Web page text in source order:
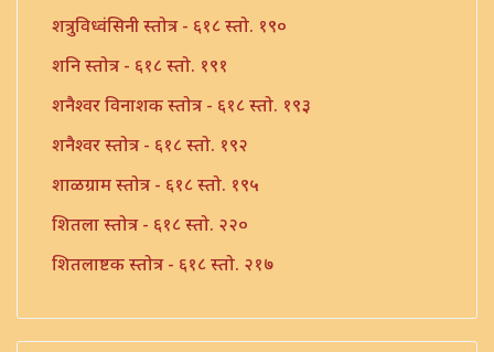
शत्रुविध्वंसिनी स्तोत्र - ६१८ स्तो. १९०
शनि स्तोत्र - ६१८ स्तो. १९१
शनैश्वर विनाशक स्तोत्र - ६१८ स्तो. १९३
शनैश्वर स्तोत्र - ६१८ स्तो. १९२
शाळग्राम स्तोत्र - ६१८ स्तो. १९५
शितला स्तोत्र - ६१८ स्तो. २२०
शितलाष्टक स्तोत्र - ६१८ स्तो. २१७
शिव नामावली - ६१८ स्तो. ३९०